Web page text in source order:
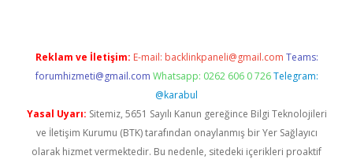
Reklam ve İletişim: E-mail: backlinkpaneli@gmail.com Teams:
forumhizmeti@gmail.com Whatsapp: 0262 606 0 726 Telegram:
@karabul
Yasal Uyarı: Sitemiz, 5651 Sayılı Kanun gereğince Bilgi Teknolojileri
ve İletişim Kurumu (BTK) tarafından onaylanmış bir Yer Sağlayıcı
olarak hizmet vermektedir. Bu nedenle, sitedeki içerikleri proaktif